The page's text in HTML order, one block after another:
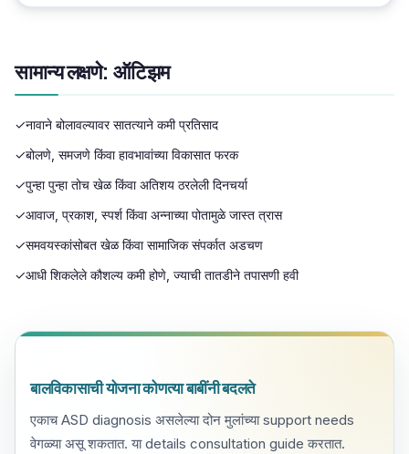
सामान्य लक्षणे: ऑटिझम
✓नावाने बोलावल्यावर सातत्याने कमी प्रतिसाद
✓बोलणे, समजणे किंवा हावभावांच्या विकासात फरक
✓पुन्हा पुन्हा तोच खेळ किंवा अतिशय ठरलेली दिनचर्या
✓आवाज, प्रकाश, स्पर्श किंवा अन्नाच्या पोतामुळे जास्त त्रास
✓समवयस्कांसोबत खेळ किंवा सामाजिक संपर्कात अडचण
✓आधी शिकलेले कौशल्य कमी होणे, ज्याची तातडीने तपासणी हवी
बालविकासाची योजना कोणत्या बाबींनी बदलते
एकाच ASD diagnosis असलेल्या दोन मुलांच्या support needs
वेगळ्या असू शकतात. या details consultation guide करतात.